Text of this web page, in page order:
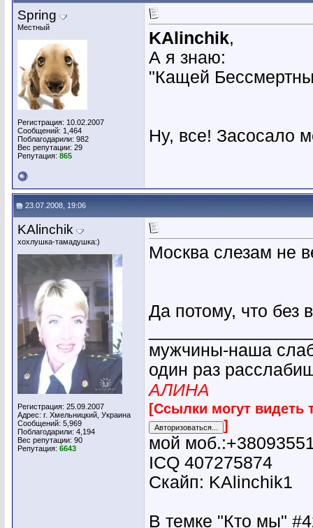
Spring
Местный
Регистрация: 10.02.2007
Сообщений: 1,464
Поблагодарили: 982
Вес репутации: 29
Репутация: 865
KAlinchik,
А я знаю:
"Кащей
Ну, все! Засосало
23.07.2008, 19:06
KAlinchik
хохлушка-тамадушка:)
Регистрация: 25.09.2007
Адрес: г. Хмельницкий, Украина
Сообщений: 5,969
Поблагодарили: 4,194
Вес репутации: 90
Репутация: 6643
Москва слезам не
Да потому, что без
мужчины-наша
один раз
АЛИНА
[Ссылки могут видеть
]
мой
ICQ 407275874
Скайп: KAlinchik1
В темке "Кто мы"